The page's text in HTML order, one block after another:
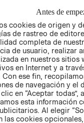
Antes de
cookies de origen y
de rastreo de
completa de
de usuario, realizar
en nuestros sitios
en Internet y a
Con ese fin,
de navegación y el
en “Aceptar todas”,
esta información
Al elegir
las cookies